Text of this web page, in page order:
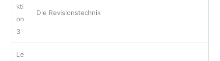
kti
on
3
Die Revisionstechnik
Le